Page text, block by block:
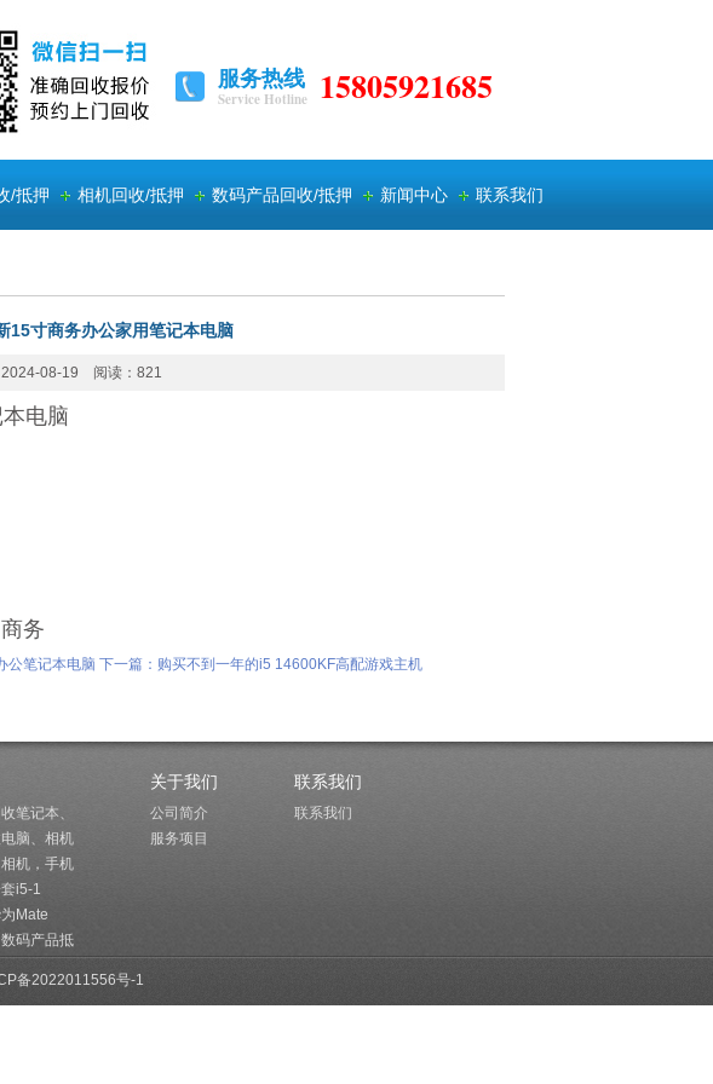
服务热线
Service Hotline 15805921685
/抵押 相机回收/抵押 数码产品回收/抵押 新闻中心 联系我们
15寸商务办公家用笔记本电脑
2024-08-19 阅读：821
电脑
务
公笔记本电脑 下一篇：购买不到一年的i5 14600KF高配游戏主机
笔记本、
脑、相机
机，手机
i5-1
Mate
码产品抵
关于我们
公司简介
服务项目
联系我们
联系我们
备2022011556号-1